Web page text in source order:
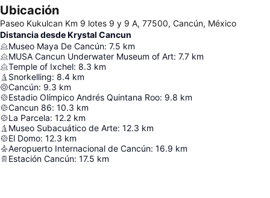
Ubicación
Paseo Kukulcan Km 9 lotes 9 y 9 A, 77500, Cancún, México
Distancia desde Krystal Cancun
Museo Maya De Cancún: 7.5 km
MUSA Cancun Underwater Museum of Art: 7.7 km
Temple of Ixchel: 8.3 km
Snorkelling: 8.4 km
Cancún: 9.3 km
Estadio Olímpico Andrés Quintana Roo: 9.8 km
Cancun 86: 10.3 km
La Parcela: 12.2 km
Museo Subacuático de Arte: 12.3 km
El Domo: 12.3 km
Aeropuerto Internacional de Cancún: 16.9 km
Estación Cancún: 17.5 km